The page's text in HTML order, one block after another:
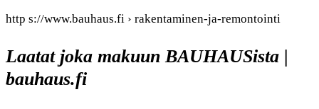
http s://www.bauhaus.fi › rakentaminen-ja-remontointi
Laatat joka makuun BAUHAUSista |
bauhaus.fi